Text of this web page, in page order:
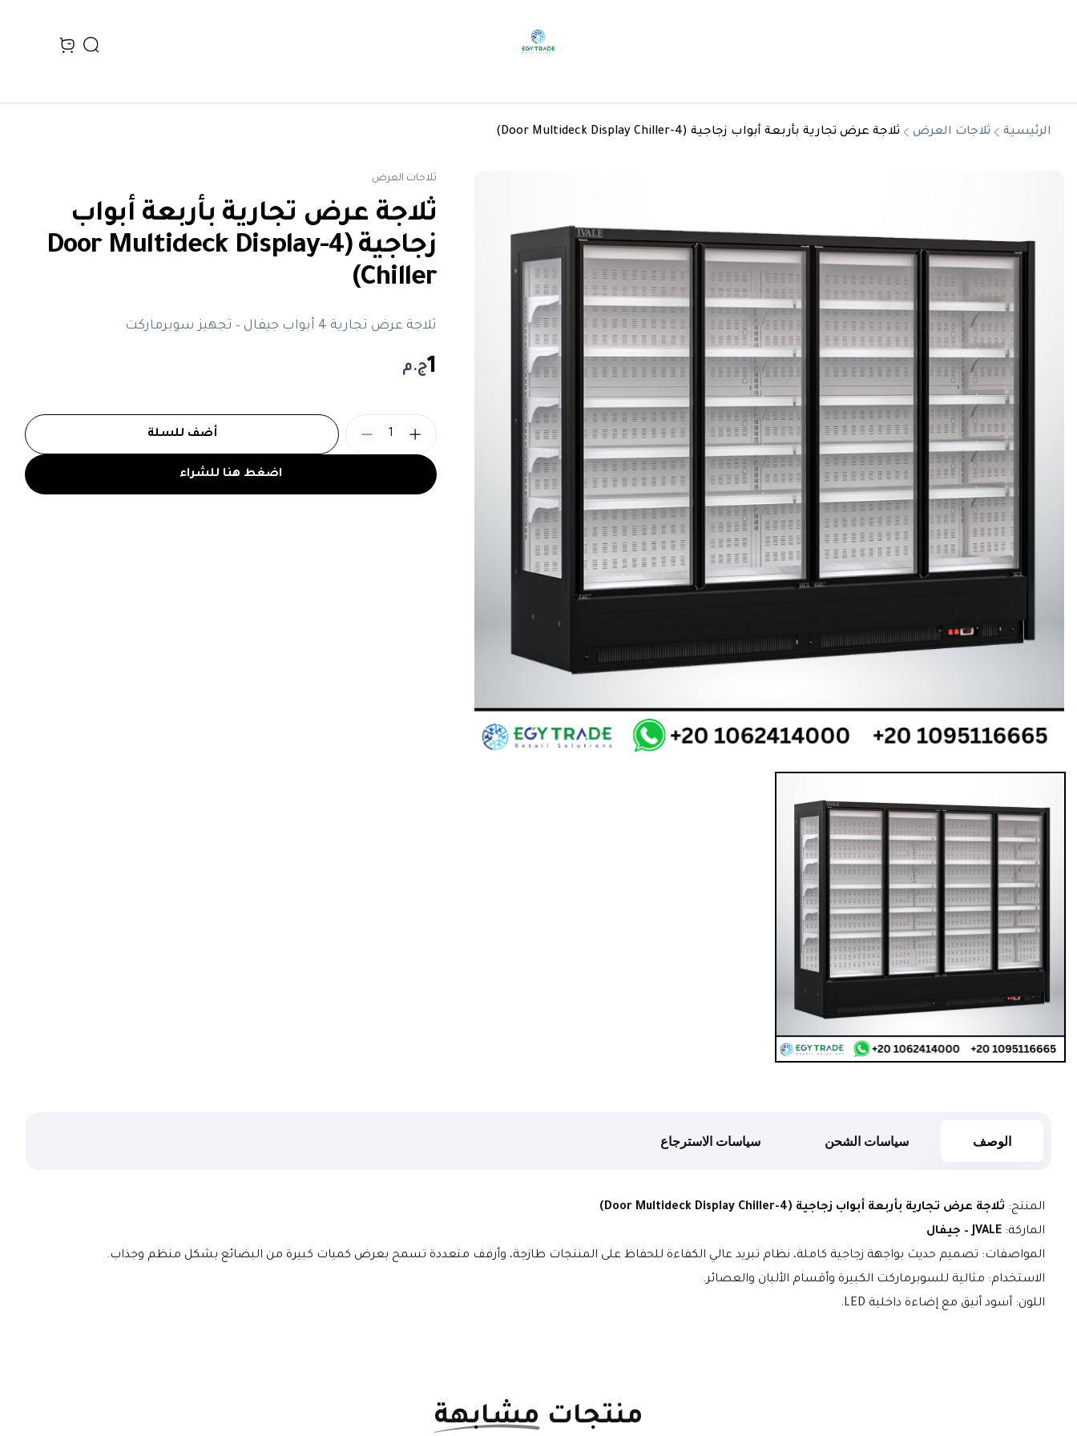
Search
view bag
الرئيسية ثلاجات العرض ثلاجة عرض تجارية بأربعة أبواب زجاجية (4-Door Multideck Display Chiller)
ثلاجات العرض
ثلاجة عرض تجارية بأربعة أبواب
زجاجية (4-Door Multideck Display
Chiller)
ثلاجة عرض تجارية 4 أبواب جيفال – تجهيز سوبرماركت
1ج.م
اضغط هنا للشراء
أضف للسلة 1
الوصف سياسات الشحن سياسات الاسترجاع
المنتج: ثلاجة عرض تجارية بأربعة أبواب زجاجية (4-Door Multideck Display Chiller)
الماركة: JVALE – جيفال
المواصفات: تصميم حديث بواجهة زجاجية كاملة، نظام تبريد عالي الكفاءة للحفاظ على المنتجات طازجة، وأرفف متعددة تسمح بعرض كميات كبيرة من البضائع بشكل منظم وجذاب.
الاستخدام: مثالية للسوبرماركت الكبيرة وأقسام الألبان والعصائر.
اللون: أسود أنيق مع إضاءة داخلية LED.
منتجات مشابهة